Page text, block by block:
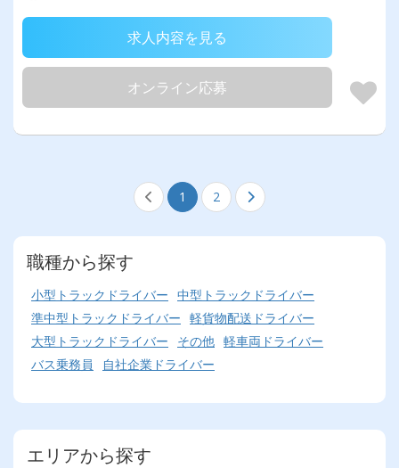
求人内容を見る
オンライン応募
1 2
職種から探す
小型トラックドライバー 中型トラックドライバー
準中型トラックドライバー 軽貨物配送ドライバー
大型トラックドライバー
その他 軽車両ドライバー
バス乗務員
自社企業ドライバー
エリアから探す